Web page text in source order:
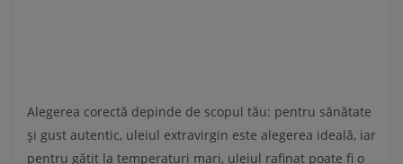
Alegerea corectă depinde de scopul tău: pentru sănătate
și gust autentic, uleiul extravirgin este alegerea ideală, iar
pentru gătit la temperaturi mari, uleiul rafinat poate fi o